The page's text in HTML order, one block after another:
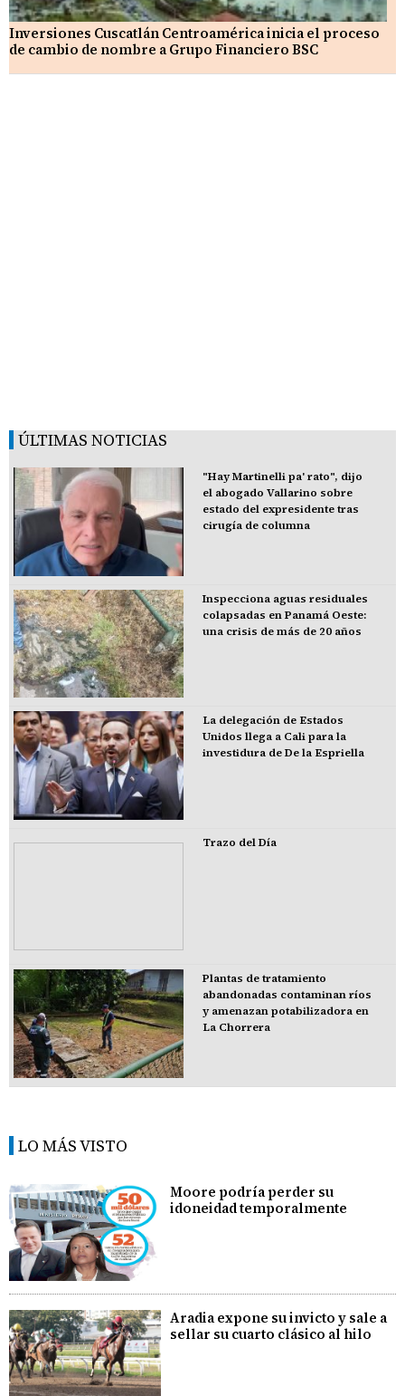
Inversiones Cuscatlán Centroamérica inicia el proceso
de cambio de nombre a Grupo Financiero BSC
ÚLTIMAS NOTICIAS
"Hay Martinelli pa' rato", dijo
el abogado Vallarino sobre
estado del expresidente tras
cirugía de columna
Inspecciona aguas residuales
colapsadas en Panamá Oeste:
una crisis de más de 20 años
La delegación de Estados
Unidos llega a Cali para la
investidura de De la Espriella
Trazo del Día
Plantas de tratamiento
abandonadas contaminan ríos
y amenazan potabilizadora en
La Chorrera
LO MÁS VISTO
Moore podría perder su
idoneidad temporalmente
Aradia expone su invicto y sale a
sellar su cuarto clásico al hilo